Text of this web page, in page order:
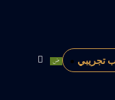
تجريبي